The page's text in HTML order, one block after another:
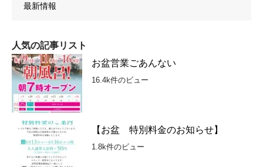
最新情報
人気の記事リスト
お盆営業ごあんない
16.4k件のビュー
【お盆 特別料金のお知らせ】
1.8k件のビュー